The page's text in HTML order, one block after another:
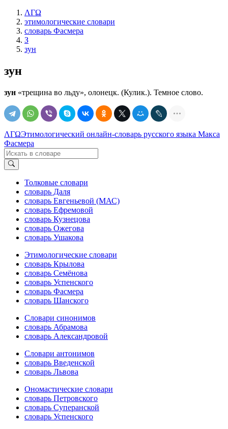
ΛΓΩ
этимологические словари
словарь Фасмера
З
зун
зун
зун «трещина во льду», олонецк. (Кулик.). Темное слово.
ΛΓΩЭтимологический онлайн-словарь русского языка Макса
Фасмера
Толковые словари
словарь Даля
словарь Евгеньевой (МАС)
словарь Ефремовой
словарь Кузнецова
словарь Ожегова
словарь Ушакова
Этимологические словари
словарь Крылова
словарь Семёнова
словарь Успенского
словарь Фасмера
словарь Шанского
Словари синонимов
словарь Абрамова
словарь Александровой
Словари антонимов
словарь Введенской
словарь Львова
Ономастические словари
словарь Петровского
словарь Суперанской
словарь Успенского